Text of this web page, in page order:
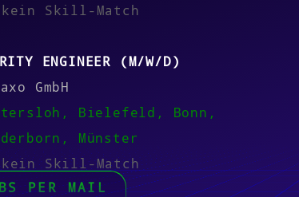
Skill-Match
ENGINEER (M/W/D)
GmbH
Bielefeld, Bonn,
Münster
Skill-Match
PER MAIL